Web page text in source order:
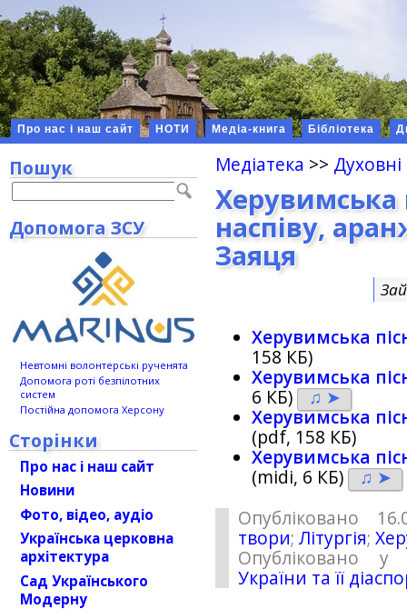
Про нас і наш сайт НОТИ Медіа-книга Бібліотека
Медіатека >>
Херувимська
наспіву,
Заяця
Херувимська
158 КБ)
Херувимська
6 КБ) ♫ ➤
Херувимська
(pdf, 158 КБ)
Херувимська
(midi, 6 КБ) ♫ ➤
Опубліковано
твори;Літургія;
Опубліковано у
України та її
Пошук
Допомога ЗСУ
Невтомні волонтерські рученята
Допомога роті безпілотних
систем
Постійна допомога Херсону
Сторінки
Про нас і наш сайт
Новини
Фото, відео, аудіо
Українська церковна
архітектура
Сад Українського
Модерну